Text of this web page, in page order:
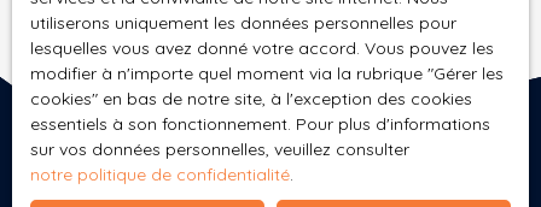
Recevoir des annonces
utiliserons uniquement les données personnelles pour
lesquelles vous avez donné votre accord. Vous pouvez les
modifier à n'importe quel moment via la rubrique ″Gérer les
cookies″ en bas de notre site, à l'exception des cookies
essentiels à son fonctionnement. Pour plus d'informations
sur vos données personnelles, veuillez consulter
notre politique de confidentialité.